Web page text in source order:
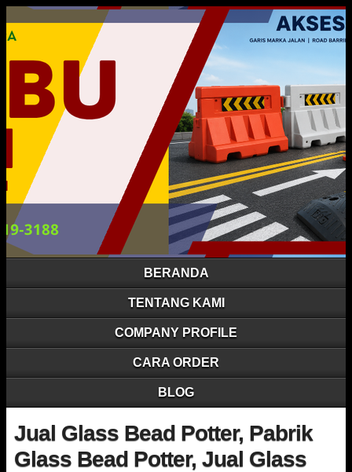
BERANDA
TENTANG KAMI
COMPANY PROFILE
CARA ORDER
BLOG
Jual Glass Bead Potter, Pabrik
Glass Bead Potter, Jual Glass